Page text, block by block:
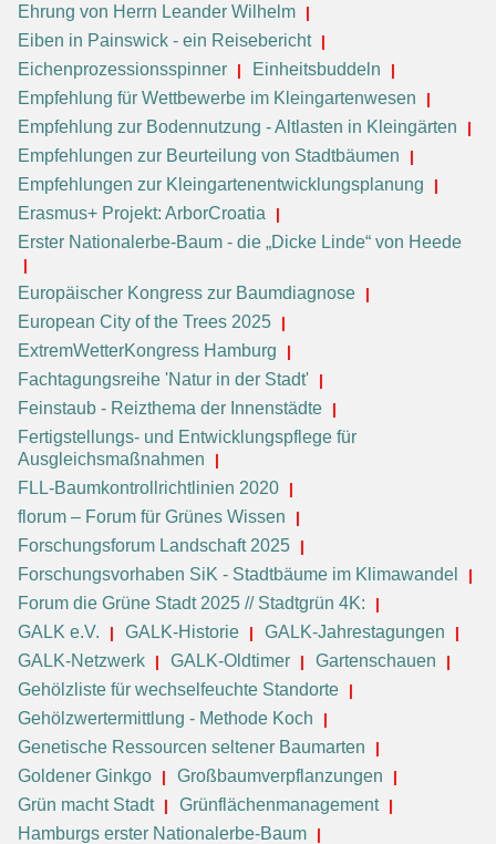
Ehrung von Herrn Leander Wilhelm
Eiben in Painswick - ein Reisebericht
Eichenprozessionsspinner
Einheitsbuddeln
Empfehlung für Wettbewerbe im Kleingartenwesen
Empfehlung zur Bodennutzung - Altlasten in Kleingärten
Empfehlungen zur Beurteilung von Stadtbäumen
Empfehlungen zur Kleingartenentwicklungsplanung
Erasmus+ Projekt: ArborCroatia
Erster Nationalerbe-Baum - die „Dicke Linde“ von Heede
Europäischer Kongress zur Baumdiagnose
European City of the Trees 2025
ExtremWetterKongress Hamburg
Fachtagungsreihe 'Natur in der Stadt'
Feinstaub - Reizthema der Innenstädte
Fertigstellungs- und Entwicklungspflege für
Ausgleichsmaßnahmen
FLL-Baumkontrollrichtlinien 2020
florum – Forum für Grünes Wissen
Forschungsforum Landschaft 2025
Forschungsvorhaben SiK - Stadtbäume im Klimawandel
Forum die Grüne Stadt 2025 // Stadtgrün 4K:
GALK e.V.
GALK-Historie
GALK-Jahrestagungen
GALK-Netzwerk
GALK-Oldtimer
Gartenschauen
Gehölzliste für wechselfeuchte Standorte
Gehölzwertermittlung - Methode Koch
Genetische Ressourcen seltener Baumarten
Goldener Ginkgo
Großbaumverpflanzungen
Grün macht Stadt
Grünflächenmanagement
Hamburgs erster Nationalerbe-Baum